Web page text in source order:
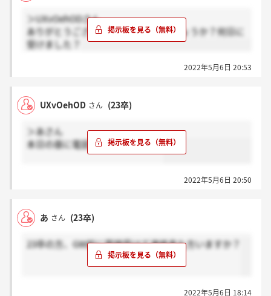
＞UXvOehODさん
ありがとうございます！二次面接でしょうか？何日に
受けました？
2022年5月6日 20:53
UXvOehOD さん (23卒)
＞あさん
本日の昼に電話で連絡来ました。
2022年5月6日 20:50
あ さん (23卒)
23卒の方、GW前に面接受けて連絡来た方いますか？
2022年5月6日 18:14